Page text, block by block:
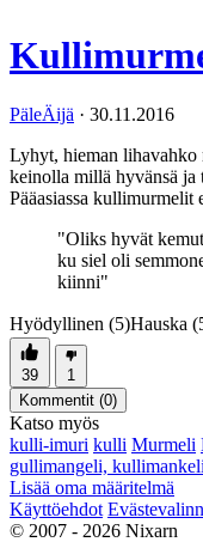
PäleÄijä · 30.11.2016
Lyhyt, hieman lihavahko
keinolla millä hyvänsä ja
Pääasiassa kullimurmelit
"Oliks hyvät
ku siel oli
kiinni"
Hyödyllinen (5)Hauska
39
1
Kommentit (0)
Katso myös
kulli-imuri kulli Murmeli
gullimangeli, kullimankeli
Lisää oma määritelmä
Käyttöehdot
© 2007 - 2026 Nixarn